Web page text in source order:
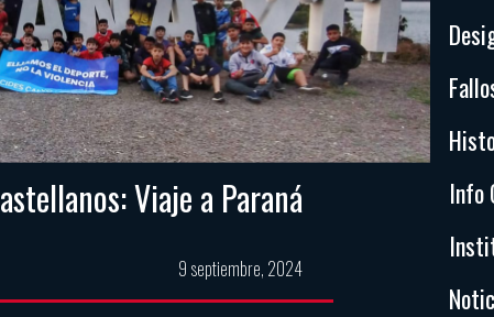
Viaje a Paraná
9 septiembre, 2024
Info